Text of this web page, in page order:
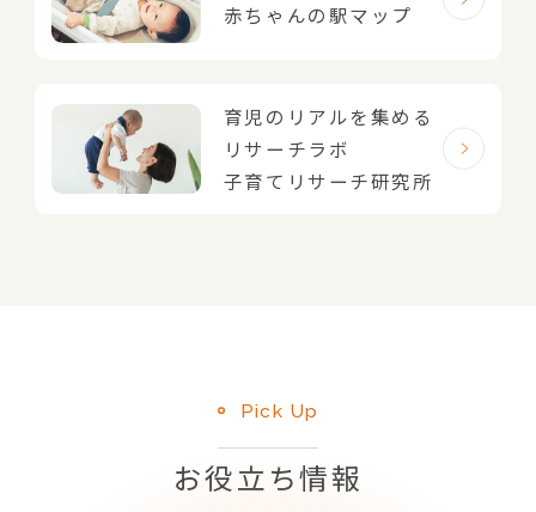
赤ちゃんの駅マップ
育児のリアルを集める
リサーチラボ
子育てリサーチ研究所
Pick Up
お役立ち情報